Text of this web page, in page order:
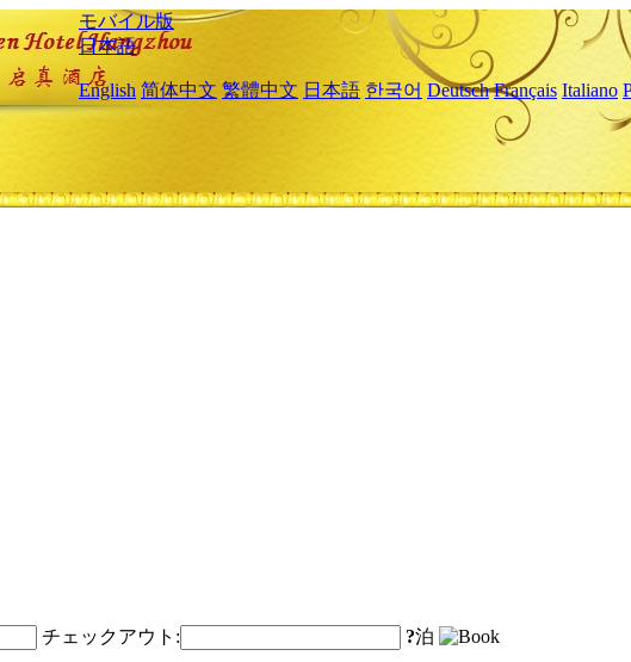
モバイル版
日本語
English 简体中文 繁體中文 日本語 한국어 Deutsch Français Italiano
チェックアウト: ?泊